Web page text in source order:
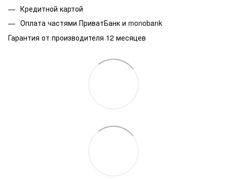
Кредитной картой
Оплата частями ПриватБанк и monobank
Гарантия от производителя 12 месяцев